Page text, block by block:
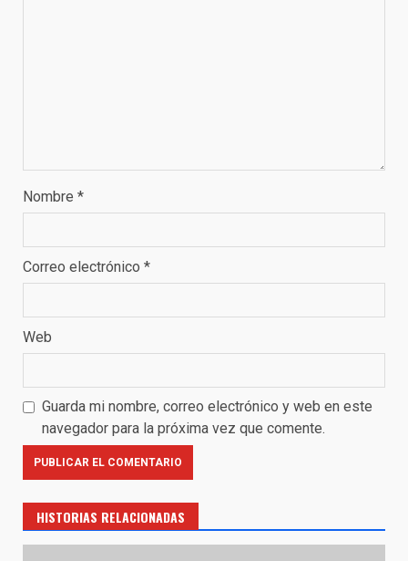
Nombre *
Correo electrónico *
Web
Guarda mi nombre, correo electrónico y web en este
navegador para la próxima vez que comente.
HISTORIAS RELACIONADAS